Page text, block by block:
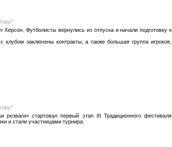
Футболисты вернулись из отпуска и начали подготовку к
заключены контракты, а также большая группа игроков,
стартовал первый этап III Традиционного фестиваля
и стали участницами турнира.